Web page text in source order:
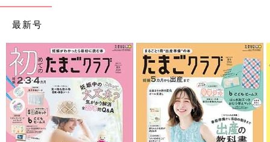
あっち さん
（1才代ベビー／40才以上～44才ママ）
上の子の時にエルゴを使っていて使いやすかったので購入しまし
た。汚れたら丸洗い出来るし！ 1人目の時にいろいろな抱っこひ
もを使ってみたんですが、肩凝りがひどくて抱っこひもは使えな
かったんです。でも、2人目は上の子の行事やお出かけに抱っこ
ひもが必須で、エルゴ使ってみました。そしたら、全然楽でエル
最新号